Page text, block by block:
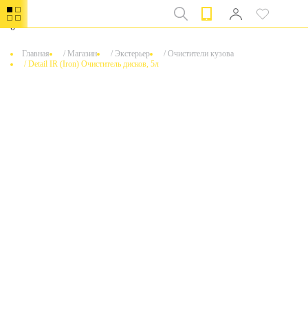
0
Главная / Магазин / Экстерьер / Очистители кузова
/Detail IR (Iron) Очиститель дисков, 5л